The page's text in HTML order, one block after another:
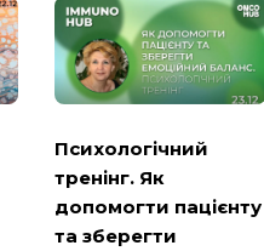
Психологічний
тренінг. Як
допомогти пацієнту
та зберегти